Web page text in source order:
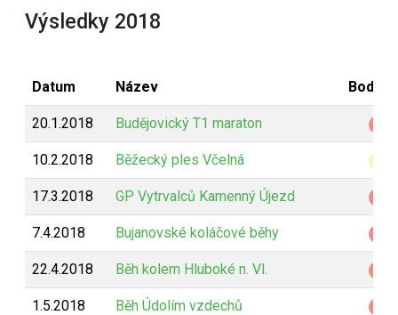
Výsledky 2018
Datum Název
20.1.2018 Budějovický T1 maraton
10.2.2018 Běžecký ples Včelná
17.3.2018 GP Vytrvalců Kamenný Újezd
7.4.2018 Bujanovské koláčové běhy
22.4.2018 Běh kolem Hluboké n. Vl.
1.5.2018 Běh Údolím vzdechů